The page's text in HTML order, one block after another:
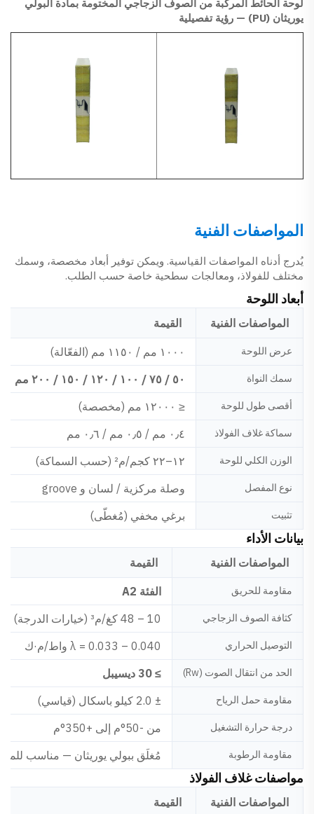
لوحة الحائط المركبة من الصوف الزجاجي المختومة بمادة البولي
يوريثان (PU) — رؤية تفصيلية
المواصفات الفنية
يُدرج أدناه المواصفات القياسية. ويمكن توفير أبعاد مخصصة، وسمك
مختلف للفولاذ، ومعالجات سطحية خاصة حسب الطلب.
أبعاد اللوحة
المواصفات الفنية القيمة
عرض اللوحة ١٠٠٠ مم / ١١٥٠ مم (الفعّالة)
سمك النواة ٥٠ / ٧٥ / ١٠٠ / ١٢٠ / ١٥٠ / ٢٠٠ مم
أقصى طول للوحة ≤ ١٢٠٠٠ مم (مخصصة)
سماكة غلاف الفولاذ ٠٫٤ مم / ٠٫٥ مم / ٠٫٦ مم
الوزن الكلي للوحة ١٢–٢٢ كجم/م² (حسب السماكة)
نوع المفصل وصلة مركزية / لسان و groove
تثبيت برغي مخفي (مُغطّى)
بيانات الأداء
المواصفات الفنية القيمة
مقاومة للحريق الفئة A2
كثافة الصوف الزجاجي 10 – 48 كغ/م³ (خيارات الدرجة)
التوصيل الحراري λ = 0.033 – 0.040 واط/م·ك
الحد من انتقال الصوت (Rw) ≥ 30 ديسيبل
مقاومة حمل الرياح ± 2.0 كيلو باسكال (قياسي)
درجة حرارة التشغيل من -50°م إلى +350°م
مقاومة الرطوبة مُغلَق ببولي يوريثان — مناسب
مواصفات غلاف الفولاذ
المواصفات الفنية القيمة